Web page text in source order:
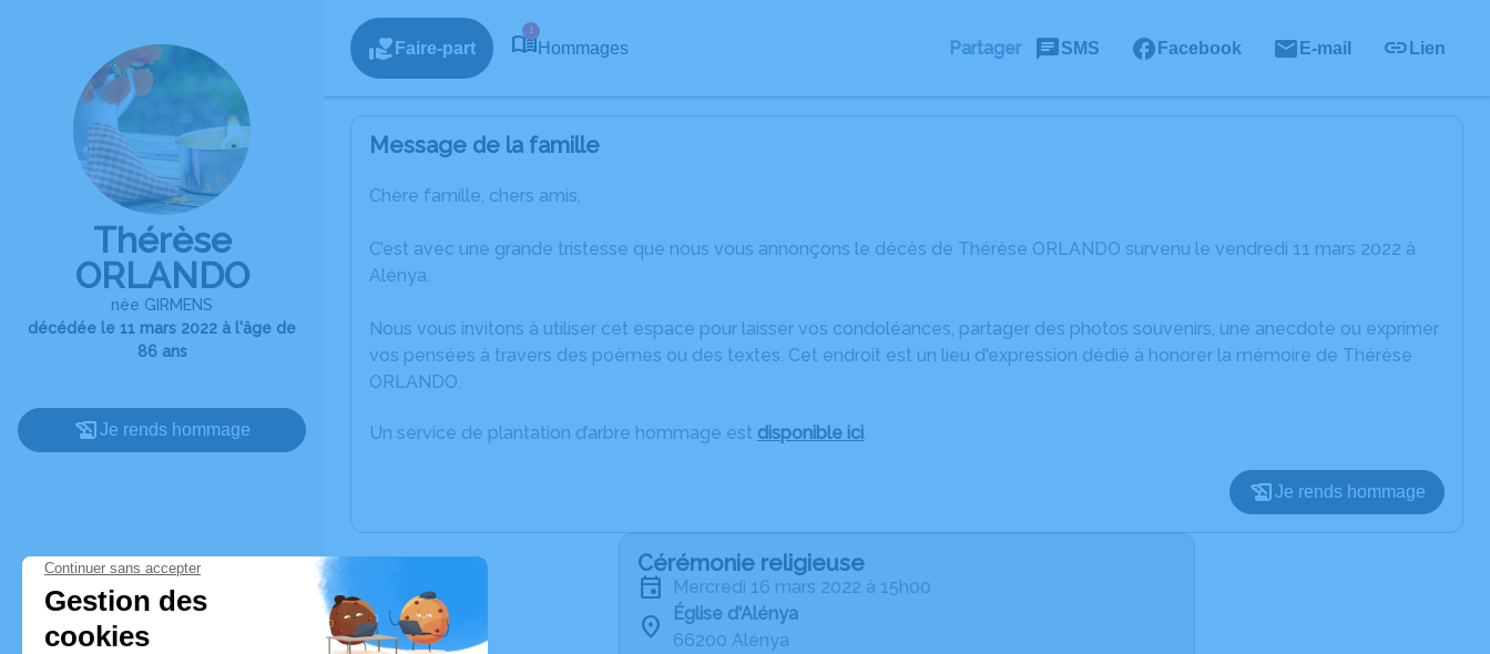
Thérèse
ORLANDO
née GIRMENS
décédée le 11 mars 2022 à l'âge de
86 ans
Je rends hommage
Faire-part
1
Hommages Partager SMS Facebook E-mail Lien
Message de la famille
Chère famille, chers amis,
C’est avec une grande tristesse que nous vous annonçons le décès de Thérèse ORLANDO survenu le vendredi 11 mars 2022 à
Alénya.
Nous vous invitons à utiliser cet espace pour laisser vos condoléances, partager des photos souvenirs, une anecdote ou exprimer
vos pensées à travers des poèmes ou des textes. Cet endroit est un lieu d'expression dédié à honorer la mémoire de Thérèse
ORLANDO.
Un service de plantation d’arbre hommage est disponible ici.
Je rends hommage
Cérémonie religieuse
mercredi 16 mars 2022 à 15h00
Église d'Alénya
66200 Alénya